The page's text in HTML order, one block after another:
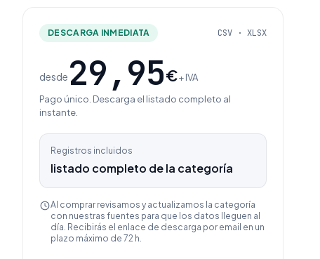
DESCARGA INMEDIATA CSV · XLSX
desde 29,95€+ IVA
Pago único. Descarga el listado completo al
instante.
Registros incluidos
listado completo de la categoría
Al comprar revisamos y actualizamos la categoría
con nuestras fuentes para que los datos lleguen al
día. Recibirás el enlace de descarga por email en un
plazo máximo de 72 h.